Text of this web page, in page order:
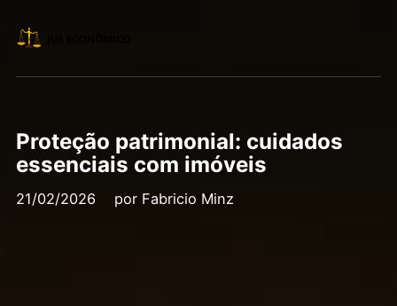
Proteção patrimonial: cuidados
essenciais com imóveis
21/02/2026 por Fabricio Minz